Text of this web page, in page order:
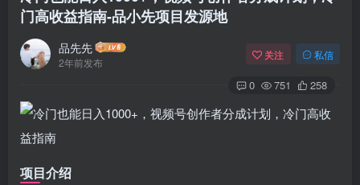
门高收益指南-品小先项目发源地
品先先
2年前发布
关注 私信
0 751 258
项目介绍